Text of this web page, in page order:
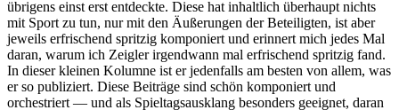
übrigens einst erst entdeckte. Diese hat inhaltlich überhaupt nichts
mit Sport zu tun, nur mit den Äußerungen der Beteiligten, ist aber
jeweils erfrischend spritzig komponiert und erinnert mich jedes Mal
daran, warum ich Zeigler irgendwann mal erfrischend spritzig fand.
In dieser kleinen Kolumne ist er jedenfalls am besten von allem, was
er so publiziert. Diese Beiträge sind schön komponiert und
orchestriert — und als Spieltagsausklang besonders geeignet, daran